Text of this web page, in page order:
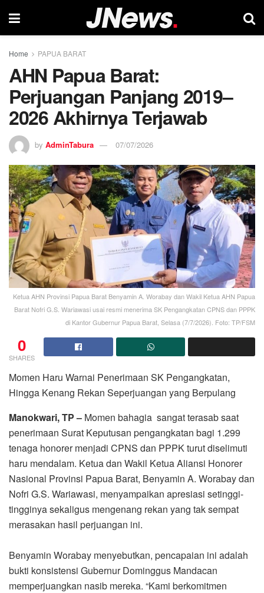
Home PAPUA BARAT
AHN Papua Barat:
Perjuangan Panjang 2019–
2026 Akhirnya Terjawab
by AdminTabura 07/07/2026
Ketua AHN Provinsi Papua Barat Benyamin A. Worabay dan Wakil Ketua AHN Papua
Barat Nofri G.S. Wariawasi usai resmi menerima SK Pengangkatan CPNS dan PPPK
di Kantor Gubernur Papua Barat, Selasa (7/7/2026). Foto: TP/FSM
0
SHARES
Momen Haru Warnai Penerimaan SK Pengangkatan,
Hingga Kenang Rekan Seperjuangan yang Berpulang
Manokwari, TP – Momen bahagia sangat terasab saat
penerimaan Surat Keputusan pengangkatan bagi 1.299
tenaga honorer menjadi CPNS dan PPPK turut diselimuti
haru mendalam. Ketua dan Wakil Ketua Aliansi Honorer
Nasional Provinsi Papua Barat, Benyamin A. Worabay dan
Nofri G.S. Wariawasi, menyampaikan apresiasi setinggi-
tingginya sekaligus mengenang rekan yang tak sempat
merasakan hasil perjuangan ini.
Benyamin Worabay menyebutkan, pencapaian ini adalah
bukti konsistensi Gubernur Dominggus Mandacan
memperjuangkan nasib mereka. “Kami berkomitmen